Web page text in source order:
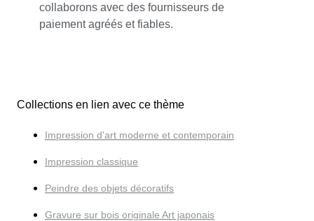
collaborons avec des fournisseurs de
paiement agréés et fiables.
Collections en lien avec ce thème
Impression d'art moderne et contemporain
Impression classique
Peindre des objets décoratifs
Gravure sur bois originale Art japonais